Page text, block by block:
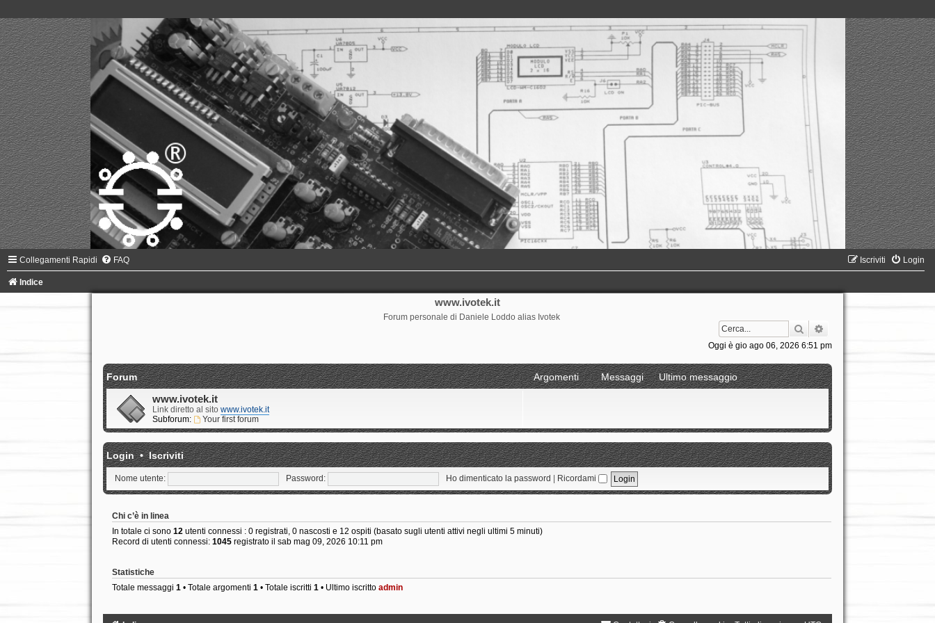
Collegamenti Rapidi FAQ Login
Iscriviti
Indice
www.ivotek.it
Forum personale di Daniele Loddo alias Ivotek
Cerca
Oggi è gio ago 06, 2026 6:51 pm
Forum Argomenti Messaggi
Ultimo messaggio
www.ivotek.it
Link diretto al sito www.ivotek.it
Subforum:
Your first forum
Login•Iscriviti
Nome utente: Password: Ho dimenticato la password Ricordami
Chi c’è in linea
In totale ci sono 12 utenti connessi : 0 registrati, 0 nascosti e 12 ospiti (basato sugli utenti attivi negli ultimi 5 minuti)
Record di utenti connessi: 1045registrato il sab mag 09, 2026 10:11 pm
Statistiche
Totale messaggi 1• Totale argomenti 1• Totale iscritti 1• Ultimo iscritto admin